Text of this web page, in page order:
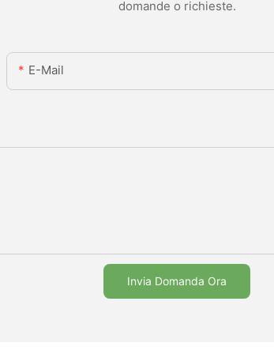
domande o richieste.
E-Mail
Invia Domanda Ora